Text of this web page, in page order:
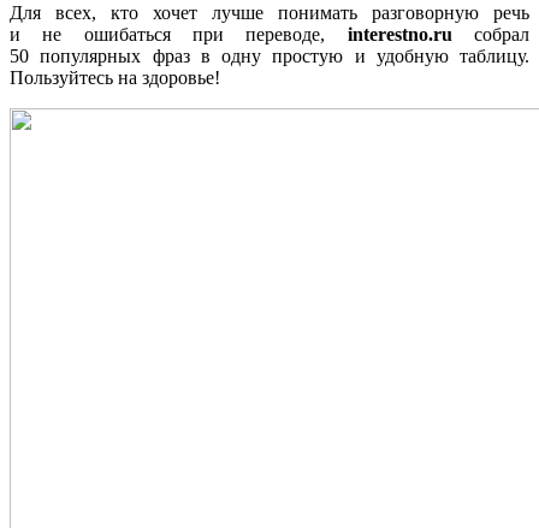
Для всех, кто хочет лучше понимать разговорную речь
и не ошибаться при переводе, interestno.ru собрал
50 популярных фраз в одну простую и удобную таблицу.
Пользуйтесь на здоровье!